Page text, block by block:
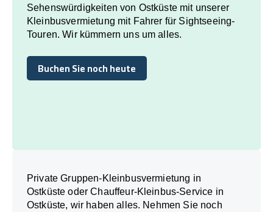
Sehenswürdigkeiten von Ostküste mit unserer
Kleinbusvermietung mit Fahrer für Sightseeing-
Touren. Wir kümmern uns um alles.
Buchen Sie noch heute
Buchen Sie noch heute
Private Gruppen-Kleinbusvermietung in
Ostküste oder Chauffeur-Kleinbus-Service in
Ostküste, wir haben alles. Nehmen Sie noch